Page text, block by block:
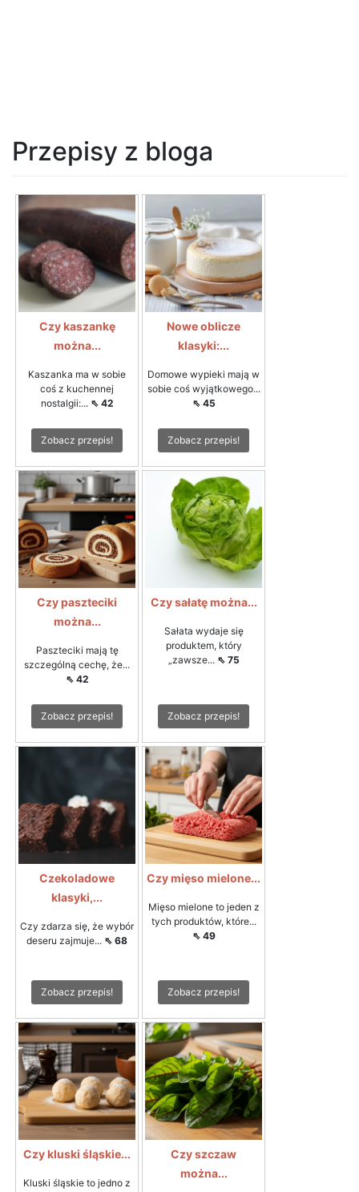
Przepisy z bloga
Czy kaszankę
można...
Kaszanka ma w sobie
coś z kuchennej
nostalgii:... ⇖ 42
Zobacz przepis!
Nowe oblicze
klasyki:...
Domowe wypieki mają w
sobie coś wyjątkowego...
⇖ 45
Zobacz przepis!
Czy paszteciki
można...
Paszteciki mają tę
szczególną cechę, że...
⇖ 42
Zobacz przepis!
Czy sałatę można...
Sałata wydaje się
produktem, który
„zawsze... ⇖ 75
Zobacz przepis!
Czekoladowe
klasyki,...
Czy zdarza się, że wybór
deseru zajmuje... ⇖ 68
Zobacz przepis!
Czy mięso mielone...
Mięso mielone to jeden z
tych produktów, które...
⇖ 49
Zobacz przepis!
Czy kluski śląskie...
Kluski śląskie to jedno z
Czy szczaw
można...